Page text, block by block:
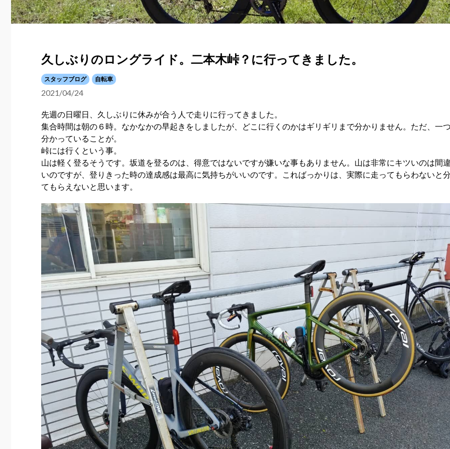
久しぶりのロングライド。二本木峠？に行ってきました。
スタッフブログ 自転車
2021/04/24
先週の日曜日、久しぶりに休みが合う人で走りに行ってきました。
集合時間は朝の６時。なかなかの早起きをしましたが、どこに行くのかはギリギリまで分かりません。ただ、一
分かっていることが。
峠には行くという事。
山は軽く登るそうです。坂道を登るのは、得意ではないですが嫌いな事もありません。山は非常にキツいのは間
いのですが、登りきった時の達成感は最高に気持ちがいいのです。こればっかりは、実際に走ってもらわないと
てもらえないと思います。